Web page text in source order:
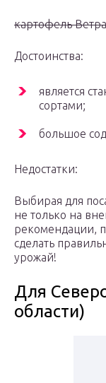
картофель
Достоинства:
является
сортами;
большое
Недостатки:
Выбирая для
не только на
рекомендации,
сделать
урожай!
Для
области)